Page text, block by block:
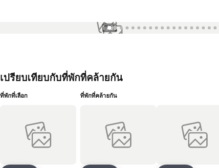
1 / 99
เปรียบเทียบกับที่พักที่คล้ายกัน
ที่พักที่เลือก ที่พักที่คล้ายกัน